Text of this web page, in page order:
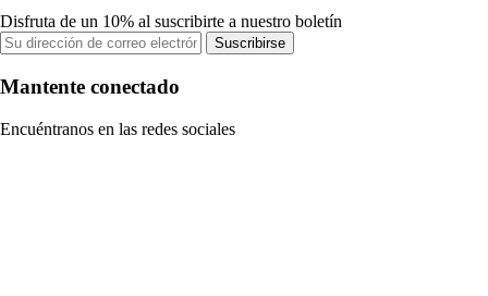
Disfruta de un 10% al suscribirte a nuestro boletín
Suscribirse
Mantente conectado
Encuéntranos en las redes sociales